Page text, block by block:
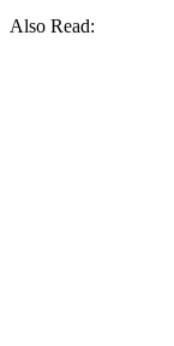
Also Read: